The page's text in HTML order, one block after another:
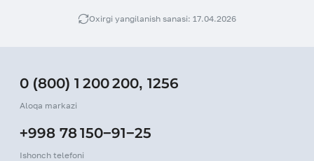
Oxirgi yangilanish sanasi: 17.04.2026
0 (800) 1 200 200, 1256
Aloqa markazi
+998 78 150−91−25
Ishonch telefoni